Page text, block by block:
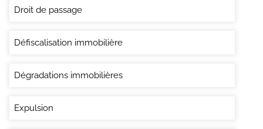
Droit de passage
Défiscalisation immobilière
Dégradations immobilières
Expulsion